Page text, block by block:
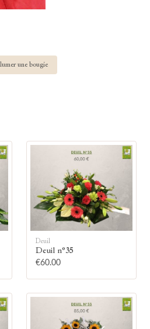
une bougie
une bougie
Deuil
Deuil n°35
€60.00